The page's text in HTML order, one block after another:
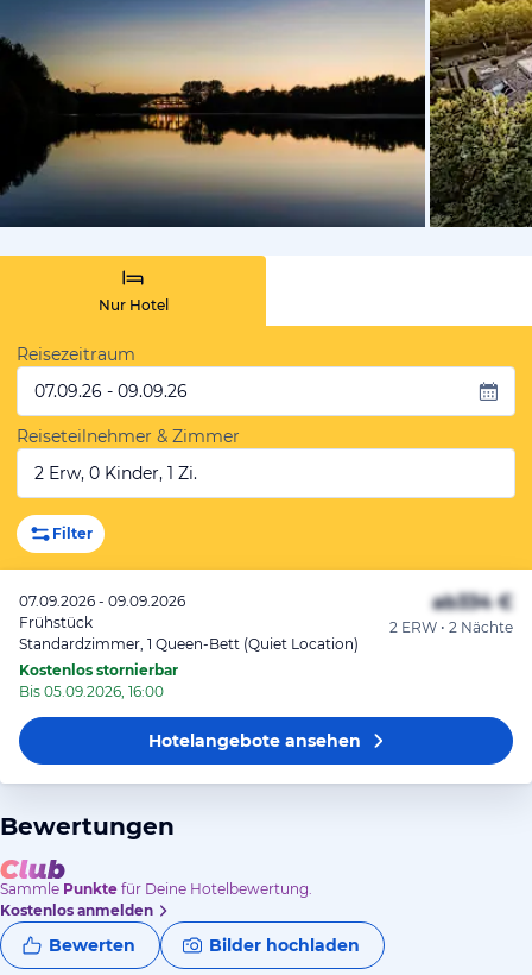
vom
Nur Hotel
Reisezeitraum
07.09.26 - 09.09.26
Reiseteilnehmer & Zimmer
2 Erw, 0 Kinder, 1 Zi.
Filter
07.09.2026 - 09.09.2026
Frühstück
Standardzimmer, 1 Queen-Bett (Quiet Location)
Kostenlos stornierbar
Bis 05.09.2026, 16:00
ab334 €
2 ERW • 2 Nächte
Hotelangeboteansehen
Bewertungen
Sammle Punkte für Deine Hotelbewertung.
Kostenlos anmelden
Bewerten Bilder hochladen